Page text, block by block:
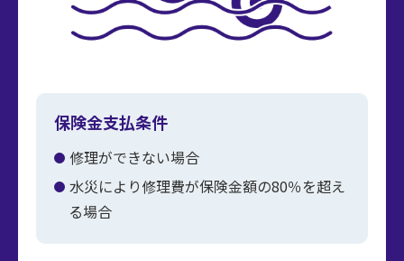
保険金支払条件
修理ができない場合
水災により修理費が保険金額の80％を超え
る場合